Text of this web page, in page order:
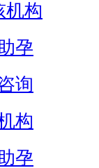
机构
孕
询
构
孕